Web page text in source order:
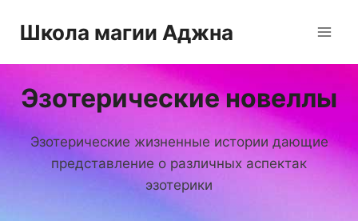
Школа магии Аджна
Эзотерические новеллы
Эзотерические жизненные истории дающие
представление о различных аспектак
эзотерики